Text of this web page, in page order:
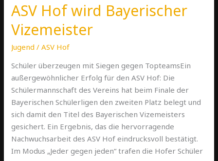
ASV Hof wird Bayerischer
Vizemeister
Jugend /ASV Hof
Schüler überzeugen mit Siegen gegen TopteamsEin
außergewöhnlicher Erfolg für den ASV Hof: Die
Schülermannschaft des Vereins hat beim Finale der
Bayerischen Schülerligen den zweiten Platz belegt und
sich damit den Titel des Bayerischen Vizemeisters
gesichert. Ein Ergebnis, das die hervorragende
Nachwuchsarbeit des ASV Hof eindrucksvoll bestätigt.
Im Modus „Jeder gegen jeden“ trafen die Hofer Schüler